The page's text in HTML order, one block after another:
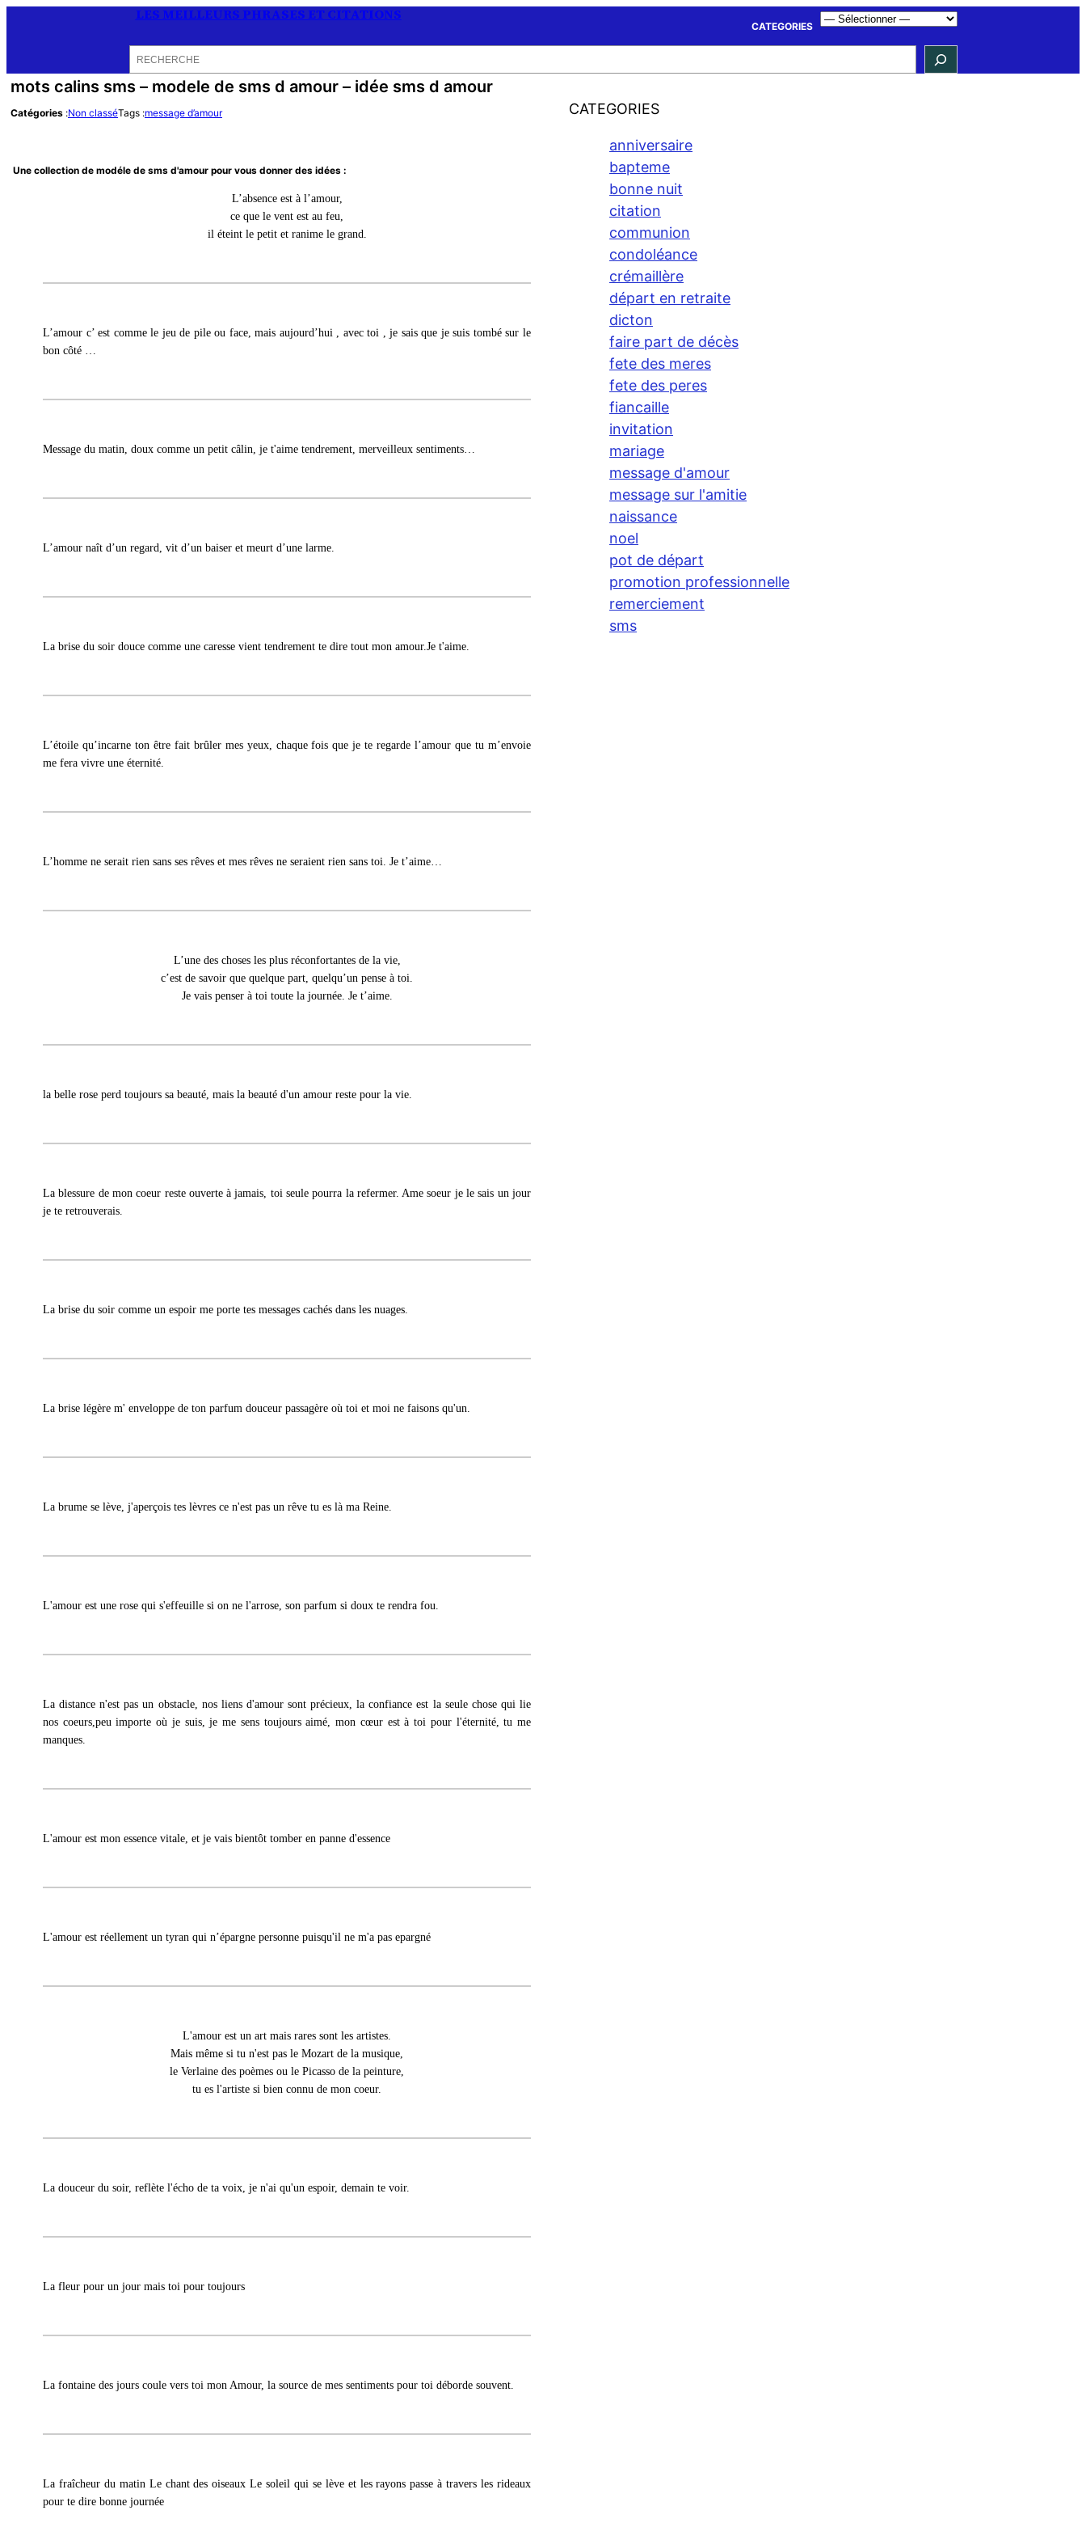
LES MEILLEURS PHRASES ET CITATIONS
CATEGORIES
mots calins sms – modele de sms d amour – idée sms d amour
Catégories :Non classéTags :message d’amour
Une collection de modéle de sms d'amour pour vous donner des idées :
L’absence est à l’amour,
ce que le vent est au feu,
il éteint le petit et ranime le grand.
L’amour c’ est comme le jeu de pile ou face, mais aujourd’hui , avec toi , je sais que je suis tombé sur le
bon côté …
Message du matin, doux comme un petit câlin, je t'aime tendrement, merveilleux sentiments…
L’amour naît d’un regard, vit d’un baiser et meurt d’une larme.
La brise du soir douce comme une caresse vient tendrement te dire tout mon amour.Je t'aime.
L’étoile qu’incarne ton être fait brûler mes yeux, chaque fois que je te regarde l’amour que tu m’envoie
me fera vivre une éternité.
L’homme ne serait rien sans ses rêves et mes rêves ne seraient rien sans toi. Je t’aime…
L’une des choses les plus réconfortantes de la vie,
c’est de savoir que quelque part, quelqu’un pense à toi.
Je vais penser à toi toute la journée. Je t’aime.
la belle rose perd toujours sa beauté, mais la beauté d'un amour reste pour la vie.
La blessure de mon coeur reste ouverte à jamais, toi seule pourra la refermer. Ame soeur je le sais un jour
je te retrouverais.
La brise du soir comme un espoir me porte tes messages cachés dans les nuages.
La brise légère m' enveloppe de ton parfum douceur passagère où toi et moi ne faisons qu'un.
La brume se lève, j'aperçois tes lèvres ce n'est pas un rêve tu es là ma Reine.
L'amour est une rose qui s'effeuille si on ne l'arrose, son parfum si doux te rendra fou.
La distance n'est pas un obstacle, nos liens d'amour sont précieux, la confiance est la seule chose qui lie
nos coeurs,peu importe où je suis, je me sens toujours aimé, mon cœur est à toi pour l'éternité, tu me
manques.
L'amour est mon essence vitale, et je vais bientôt tomber en panne d'essence
L'amour est réellement un tyran qui n’épargne personne puisqu'il ne m'a pas epargné
L'amour est un art mais rares sont les artistes.
Mais même si tu n'est pas le Mozart de la musique,
le Verlaine des poèmes ou le Picasso de la peinture,
tu es l'artiste si bien connu de mon coeur.
La douceur du soir, reflète l'écho de ta voix, je n'ai qu'un espoir, demain te voir.
La fleur pour un jour mais toi pour toujours
La fontaine des jours coule vers toi mon Amour, la source de mes sentiments pour toi déborde souvent.
La fraîcheur du matin Le chant des oiseaux Le soleil qui se lève et les rayons passe à travers les rideaux
pour te dire bonne journée
CATEGORIES
anniversaire
bapteme
bonne nuit
citation
communion
condoléance
crémaillère
départ en retraite
dicton
faire part de décès
fete des meres
fete des peres
fiancaille
invitation
mariage
message d'amour
message sur l'amitie
naissance
noel
pot de départ
promotion professionnelle
remerciement
sms